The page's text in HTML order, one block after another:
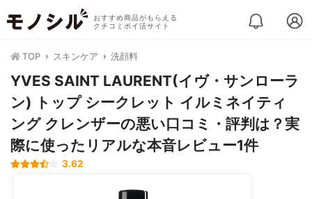
おすすめ商品がもらえる
クチコミポイ活サイト
TOP スキンケア 洗顔料
YVES SAINT LAURENT(イヴ・サンローラ
ン) トップ シークレット イルミネイティ
ング クレンザーの悪い口コミ・評判は？実
際に使ったリアルな本音レビュー1件
3.62